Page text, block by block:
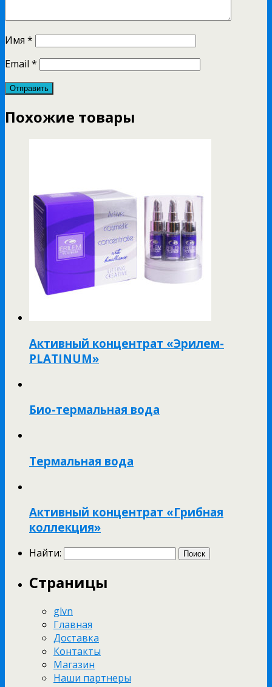
Имя *
Email *
Похожие товары
Активный концентрат «Эрилем-
PLATINUM»
Био-термальная вода
Термальная вода
Активный концентрат «Грибная
коллекция»
Найти:
Страницы
glvn
Главная
Доставка
Контакты
Магазин
Наши партнеры